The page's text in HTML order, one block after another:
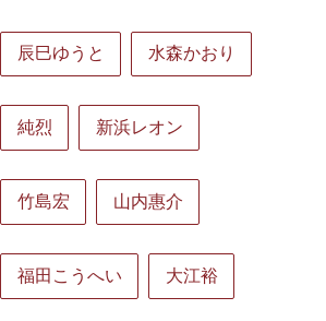
辰巳ゆうと 水森かおり
純烈 新浜レオン
竹島宏 山内惠介
福田こうへい 大江裕